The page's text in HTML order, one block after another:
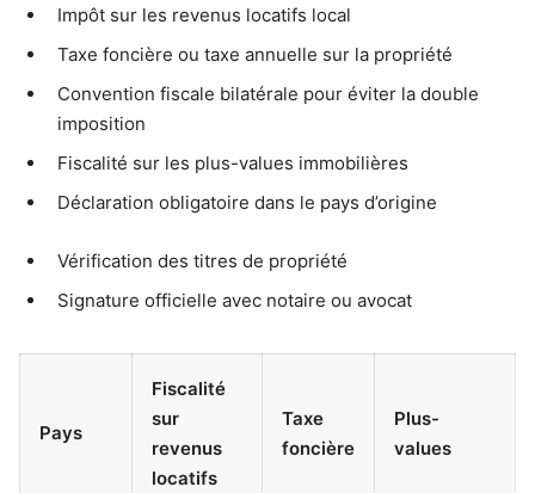
Impôt sur les revenus locatifs local
Taxe foncière ou taxe annuelle sur la propriété
Convention fiscale bilatérale pour éviter la double
imposition
Fiscalité sur les plus-values immobilières
Déclaration obligatoire dans le pays d’origine
Vérification des titres de propriété
Signature officielle avec notaire ou avocat
Pays
Fiscalité
sur
revenus
locatifs
Taxe
foncière
Plus-
values